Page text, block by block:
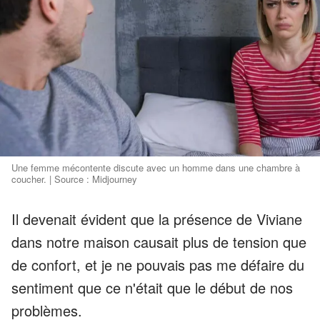
Une femme mécontente discute avec un homme dans une chambre à
coucher. | Source : Midjourney
Il devenait évident que la présence de Viviane
dans notre maison causait plus de tension que
de confort, et je ne pouvais pas me défaire du
sentiment que ce n'était que le début de nos
problèmes.